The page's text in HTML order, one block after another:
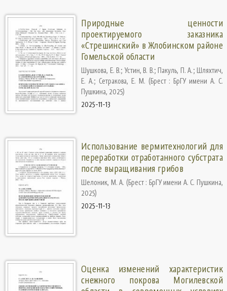
Природные ценности
проектируемого заказника
«Стрешинский» в Жлобинском районе
Гомельской области
Шушкова, Е. В.; Устин, В. В.; Пакуль, П. А.; Шляхтич,
Е. А.; Сетракова, Е. М. (Брест : БрГУ имени А. С.
Пушкина, 2025)
2025-11-13
Использование вермитехнологий для
переработки отработанного субстрата
после выращивания грибов
Шелоник, М. А. (Брест : БрГУ имени А. С. Пушкина,
2025)
2025-11-13
Оценка изменений характеристик
снежного покрова Могилевской